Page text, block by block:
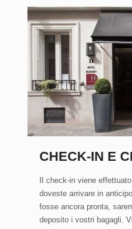
CHECK-IN E
Il check-in viene
doveste arrivare in
fosse ancora pronta,
deposito i vostri bagagli.